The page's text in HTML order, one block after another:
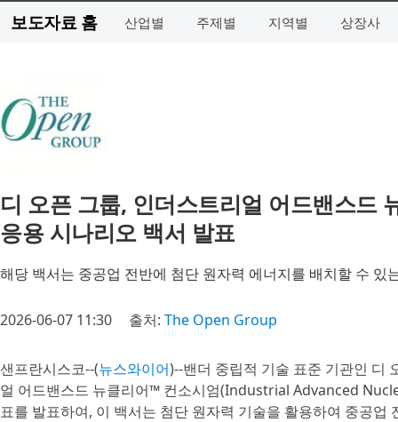
보도자료 홈 산업별 주제별 지역별 상장사
디 오픈 그룹, 인더스트리얼 어드밴스드
응용 시나리오 백서 발표
해당 백서는 중공업 전반에 첨단 원자력 에너지를 배치할 수 있
2026-06-07 11:30 출처: The Open Group
샌프란시스코--(뉴스와이어)--밴더 중립적 기술 표준 기관인 디
얼 어드밴스드 뉴클리어™ 컨소시엄(Industrial Advanced
표를 발표하여, 이 백서는 첨단 원자력 기술을 활용하여 중공